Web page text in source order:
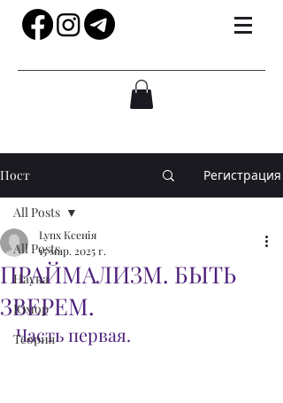
Пост Регистрация
All Posts
Наука
Юмор
Теория
All Posts
ПРАЙМАЛИЗМ. БЫТЬ
ЗВЕРЕМ.
Lynx Ксенія
15 мар. 2025 г.
Часть первая.